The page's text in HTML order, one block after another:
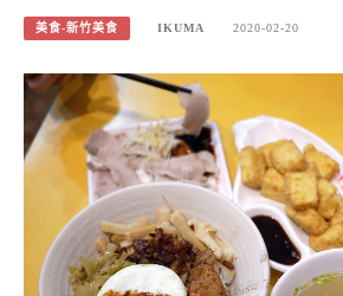
美食-新竹美食 IKUMA 2020-02-20